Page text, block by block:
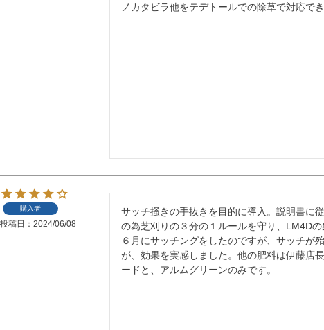
ノカタビラ他をテデトールでの除草で対応で
購入者
投稿日 2024/06/08
サッチ掻きの手抜きを目的に導入。説明書に
の為芝刈りの３分の１ルールを守り、LM4D
６月にサッチングをしたのですが、サッチが
が、効果を実感しました。他の肥料は伊藤店
ードと、アルムグリーンのみです。